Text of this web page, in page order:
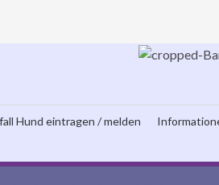
Hund eintragen / melden